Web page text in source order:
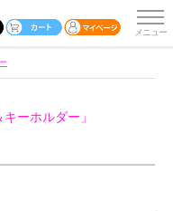
ーホルダー」